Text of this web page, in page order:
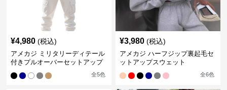
¥4,980 (税込)
アメカジ ミリタリーディテール
付きプルオーバーセットアップ
全5色
¥3,980 (税込)
アメカジ ハーフジップ裏起毛セ
ットアップスウェット
全6色